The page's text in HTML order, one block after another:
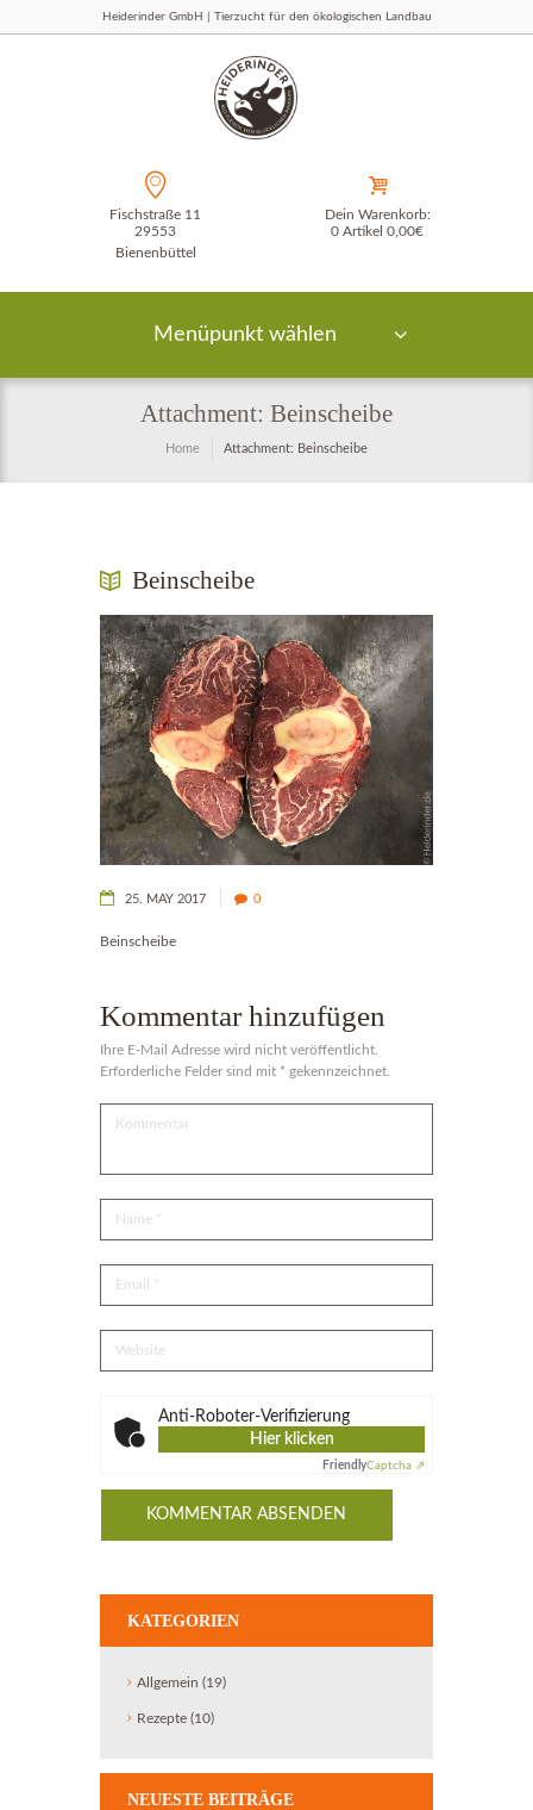
Heiderinder GmbH | Tierzucht für den ökologischen Landbau
Dein Warenkorb:
0 Artikel 0,00€
Fischstraße 11
29553
Bienenbüttel
Menüpunkt wählen
Attachment: Beinscheibe
Home Attachment: Beinscheibe
Beinscheibe
25. MAY 2017 0
Beinscheibe
Kommentar hinzufügen
Ihre E-Mail Adresse wird nicht veröffentlicht.
Erforderliche Felder sind mit * gekennzeichnet.
Anti-Roboter-Verifizierung
Hier klicken
FriendlyCaptcha ⇗
KATEGORIEN
Allgemein (19)
Rezepte (10)
NEUESTE BEITRÄGE